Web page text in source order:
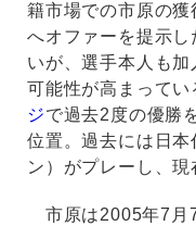
籍市場での市原の
へオファーを提示
いが、選手本人も
可能性が高まってい
ジで過去2度の優勝
位置。過去には日
ン）がプレーし、現
市原は2005年7月